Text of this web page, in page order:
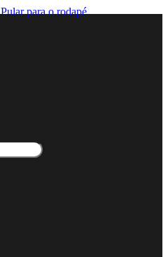
Pular para o rodapé